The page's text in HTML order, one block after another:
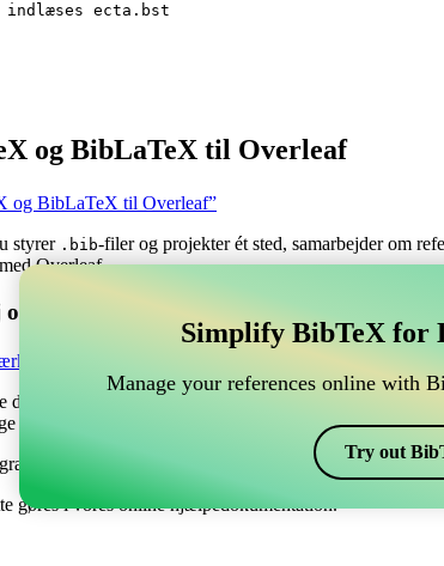
indlæses ecta.bst
og BibLaTeX til Overleaf
og BibLaTeX til Overleaf”
styrer .bib-filer og projekter ét sted, samarbejder om
Overleaf.
til at håndtere dine BibTeX
online til at håndtere dine BibTeX referencer, som
med at håndtere dine referencer, citater og
opdateret i dit Overleaf projekt.
og citater i forskellige stile, inklusiv ecta. Så hvis
gøres i vores online hjælpedokumentation.
Simplify BibTeX for
Manage your references online with
Try out